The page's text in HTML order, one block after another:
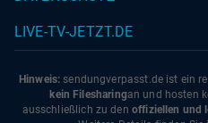
LIVE-TV-JETZT.DE
Hinweis: sendungverpasst.de ist ein
kein Filesharingan und hosten
ausschließlich zu den offiziellen und